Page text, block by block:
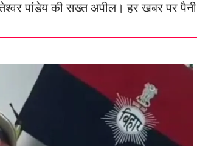
पांडेय की सख्त अपील। हर खबर पर पैनी